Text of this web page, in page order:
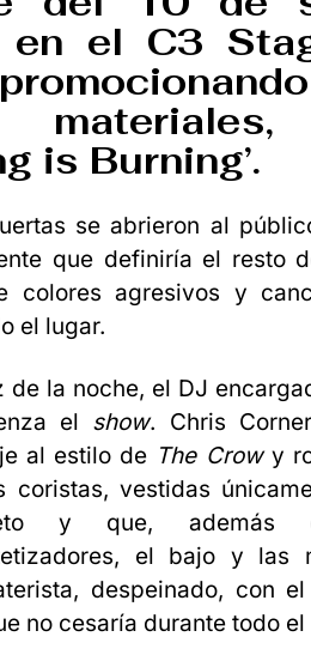
en el C3
materiales,
is Burning’.
se abrieron al
que definiría el resto
colores agresivos y
el lugar.
de la noche, el DJ
el show. Chris
al estilo de The Crowy
coristas, vestidas
y que, además
el bajo y las
despeinado, con
no cesaría durante todo el